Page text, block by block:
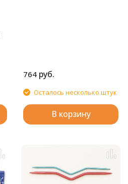
764 руб.
Осталось несколько штук
В корзину